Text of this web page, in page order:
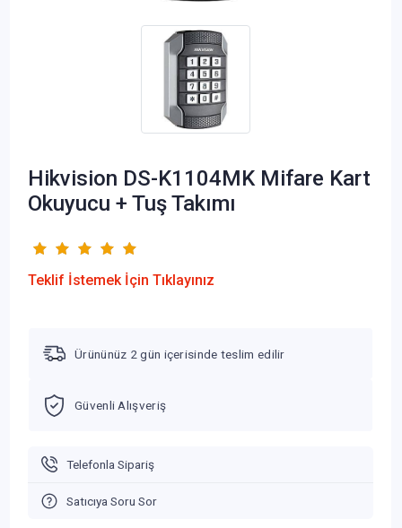
Hikvision DS-K1104MK Mifare Kart
Okuyucu + Tuş Takımı
Teklif İstemek İçin Tıklayınız
Ürününüz 2 gün içerisinde teslim edilir
Güvenli Alışveriş
Telefonla Sipariş
Satıcıya Soru Sor